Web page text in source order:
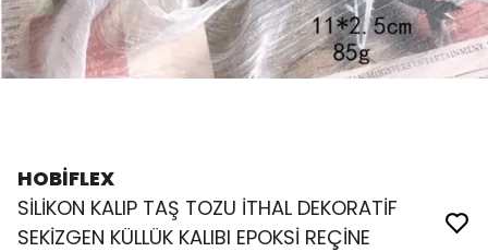
HOBİFLEX
SİLİKON KALIP TAŞ TOZU İTHAL DEKORATİF
SEKİZGEN KÜLLÜK KALIBI EPOKSİ REÇİNE